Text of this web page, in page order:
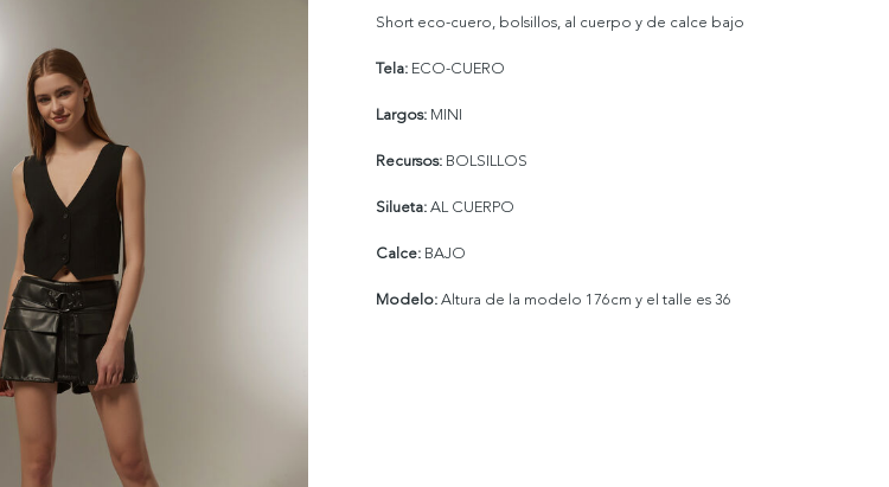
Short eco-cuero, bolsillos, al cuerpo y de calce bajo
Tela: ECO-CUERO
Largos: MINI
Recursos: BOLSILLOS
Silueta: AL CUERPO
Calce: BAJO
Modelo: Altura de la modelo 176cm y el talle es 36